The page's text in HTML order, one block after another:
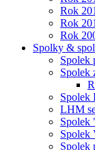
Rok
Rok
Rok
Spolky &
Spolek
Spolek
Spolek
LHM
Spolek
Spolek
Spolek